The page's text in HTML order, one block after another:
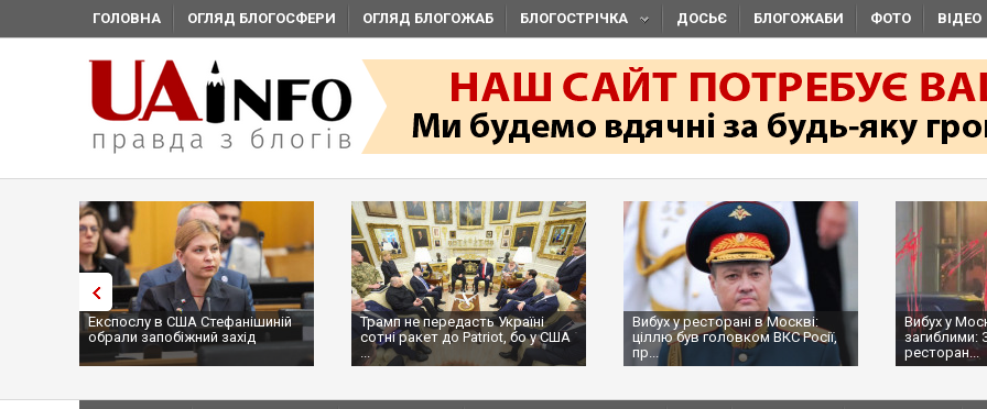
ГОЛОВНА ОГЛЯД БЛОГОСФЕРИ ОГЛЯД БЛОГОЖАБ БЛОГОСТРІЧКА ДОСЬЄ БЛОГОЖАБИ ФОТО ВІДЕО
Експослу в США Стефанішиній
обрали запобіжний захід
Трамп не передасть Україні
сотні ракет до Patriot, бо у США
...
Вибух у ресторані в Москві:
ціллю був головком ВКС Росії,
пр...
Вибух у
загиблими:
ресторан...